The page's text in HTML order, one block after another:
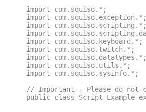
import com.squiso.*;
import com.squiso.exception.*;
import com.squiso.scripting.*;
import
import com.squiso.keyboard.*;
import com.squiso.twitch.*;
import com.squiso.datatypes.*;
import com.squiso.utils.*;
import com.squiso.sysinfo.*;
// Important - Please do not
public class Script_Example